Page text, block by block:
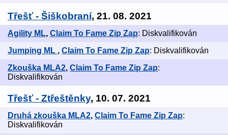
Třešť - Šiškobraní, 21. 08. 2021
Agility ML, Claim To Fame Zip Zap: Diskvalifikován
Jumping ML , Claim To Fame Zip Zap: Diskvalifikován
Zkouška MLA2, Claim To Fame Zip Zap:
Diskvalifikován
Třešť - Ztřeštěnky, 10. 07. 2021
Druhá zkouška MLA2, Claim To Fame Zip Zap:
Diskvalifikován